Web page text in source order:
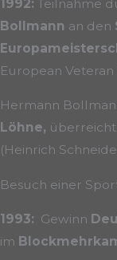
1992: Teilnahme
Bollmann an den
European
Hermann
Löhne,
(Heinrich
Besuch einer
1993: Gewinn
im